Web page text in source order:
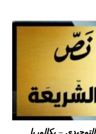
– بكالوريا